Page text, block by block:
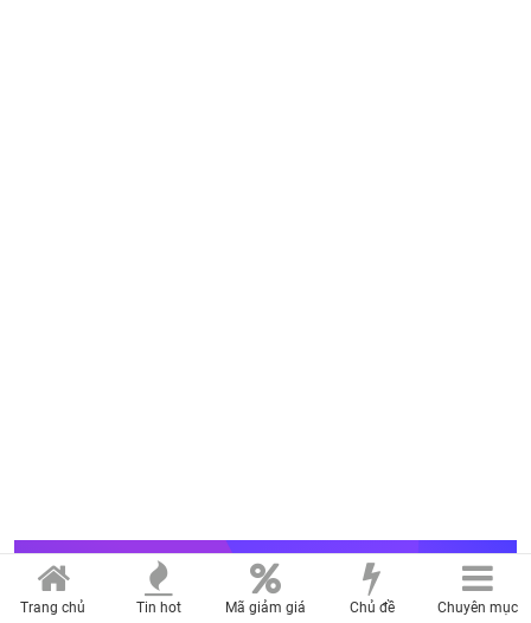
MERCURY MEDIA & ENTERTAINMENT CO., LTD
Trụ sở: 27 đường A4, phường Bảy Hiền, thành phố Hồ Chí Minh
Trang chủ Tin hot Mã giảm giá Chủ đề Chuyên mục